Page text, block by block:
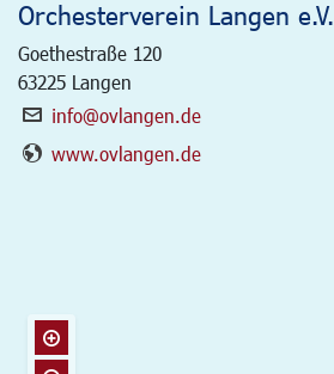
Orchesterverein Langen e.V.
Goethestraße 120
63225 Langen
info@ovlangen.de
www.ovlangen.de